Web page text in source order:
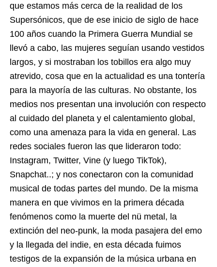
que estamos más cerca de la realidad de los
Supersónicos, que de ese inicio de siglo de hace
100 años cuando la Primera Guerra Mundial se
llevó a cabo, las mujeres seguían usando vestidos
largos, y si mostraban los tobillos era algo muy
atrevido, cosa que en la actualidad es una tontería
para la mayoría de las culturas. No obstante, los
medios nos presentan una involución con respecto
al cuidado del planeta y el calentamiento global,
como una amenaza para la vida en general. Las
redes sociales fueron las que lideraron todo:
Instagram, Twitter, Vine (y luego TikTok),
Snapchat..; y nos conectaron con la comunidad
musical de todas partes del mundo. De la misma
manera en que vivimos en la primera década
fenómenos como la muerte del nü metal, la
extinción del neo-punk, la moda pasajera del emo
y la llegada del indie, en esta década fuimos
testigos de la expansión de la música urbana en